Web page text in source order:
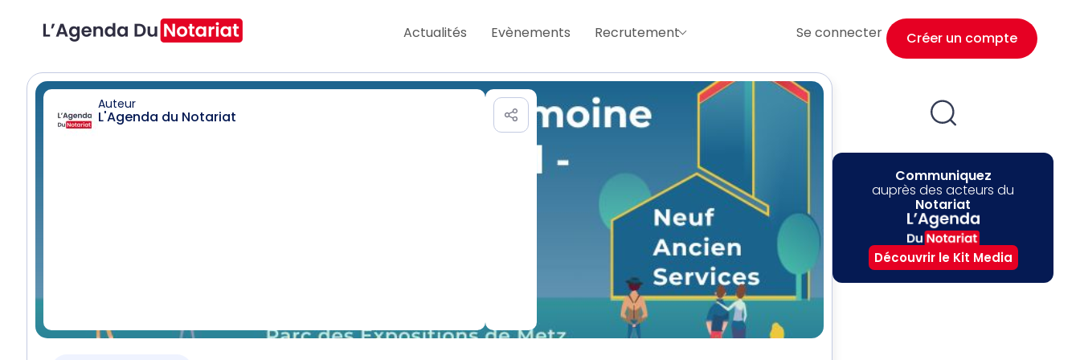
Actualités Evènements Recrutement Se connecter Créer un compte
Auteur
L'Agenda du Notariat
Communiquez
auprès des acteurs du
Notariat
Découvrir le Kit Media